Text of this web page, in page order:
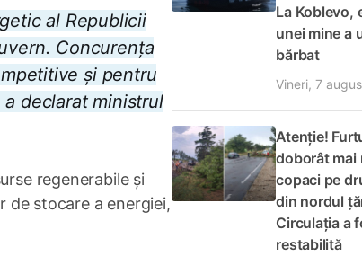
al Republicii
Concurența
și pentru
declarat ministrul
regenerabile și
de stocare a energiei,
La Koblevo,
unei mine a
bărbat
Vineri, 7
Atenție!
doborât mai
copaci pe
din nordul
Circulația a
restabilită